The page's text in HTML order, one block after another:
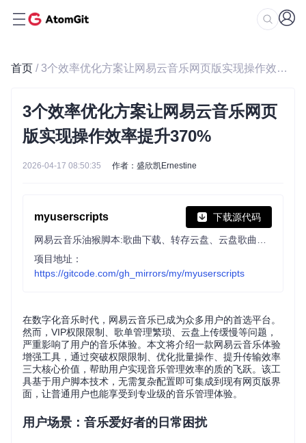
首页 / 3个效率优化方案让网易云音乐网页版实现操作效率提升370%
3个效率优化方案让网易云音乐网页
版实现操作效率提升370%
2026-04-17 08:50:35 作者：盛欣凯Ernestine
myuserscripts 下载源代码
项目地址：
https://gitcode.com/gh_mirrors/my/myuserscripts
在数字化音乐时代，网易云音乐已成为众多用户的首选平台。
然而，VIP权限限制、歌单管理繁琐、云盘上传缓慢等问题，
严重影响了用户的音乐体验。本文将介绍一款网易云音乐体验
增强工具，通过突破权限限制、优化批量操作、提升传输效率
三大核心价值，帮助用户实现音乐管理效率的质的飞跃。该工
具基于用户脚本技术，无需复杂配置即可集成到现有网页版界
面，让普通用户也能享受到专业级的音乐管理体验。
用户场景：音乐爱好者的日常困扰